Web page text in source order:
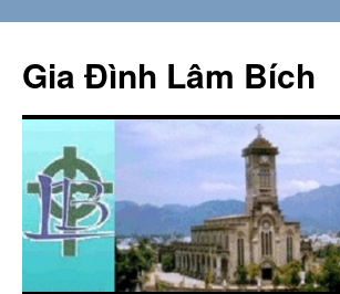
content
Gia Đình Lâm Bích